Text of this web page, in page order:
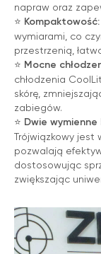
napraw oraz
⭐ Kompaktowość:
wymiarami, co
przestrzenią,
⭐ Mocne
chłodzenia
skórę,
zabiegów.
⭐ Dwie wymienne
Trójwiązkowy jest
pozwalają
dostosowując
zwiększając
© 2026 Zemits.
Szanowni
01.04.2026 firma
wystawiać oraz
formie